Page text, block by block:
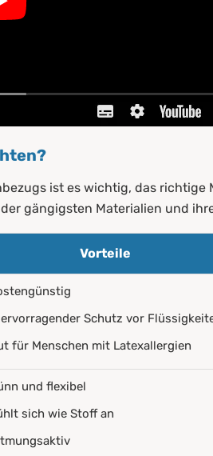
ist es wichtig, das
gängigsten Materialien und
Vorteile
Schutz vor
für Menschen mit Latexallergien
und flexibel
sich wie Stoff an